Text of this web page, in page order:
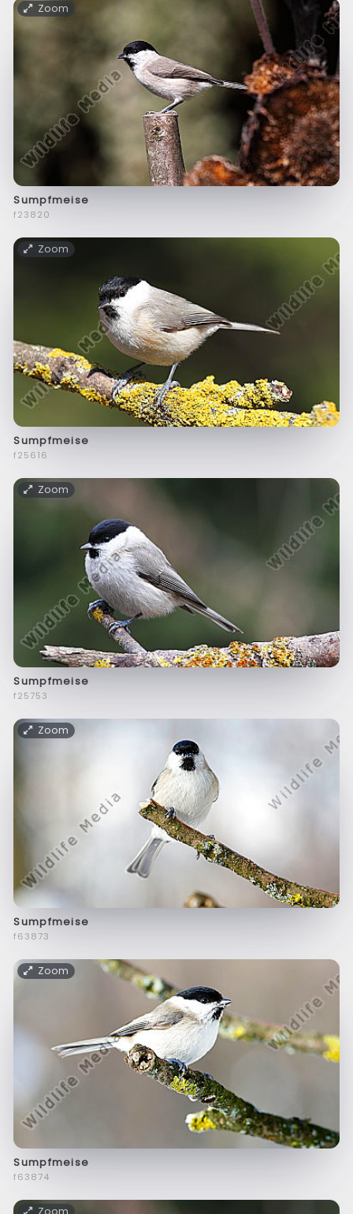
Zoom
Sumpfmeise
f23820
Zoom
Sumpfmeise
f25616
Zoom
Sumpfmeise
f25753
Zoom
Sumpfmeise
f63873
Zoom
Sumpfmeise
f63874